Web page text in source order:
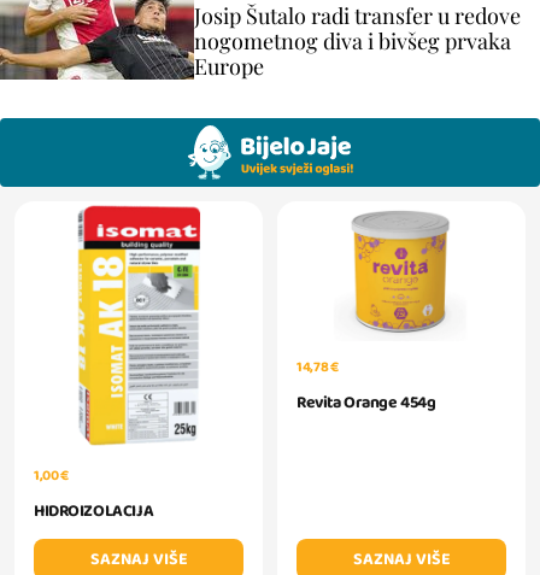
Josip Šutalo radi transfer u redove
nogometnog diva i bivšeg prvaka
Europe
1,00 €
HIDROIZOLACIJA
SAZNAJ VIŠE
14,78 €
Revita Orange 454g
SAZNAJ VIŠE